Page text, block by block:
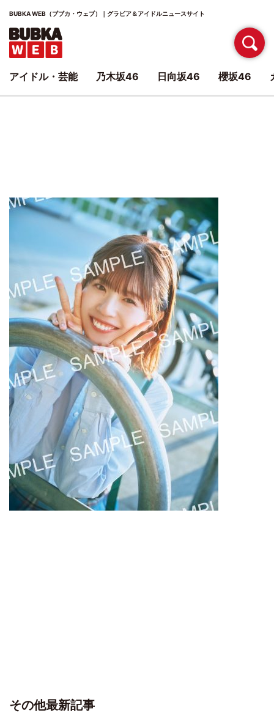
BUBKA WEB（ブブカ・ウェブ）｜グラビア＆アイドルニュースサイト
その他最新記事
アイドル・芸能 乃木坂46 日向坂46 櫻坂46